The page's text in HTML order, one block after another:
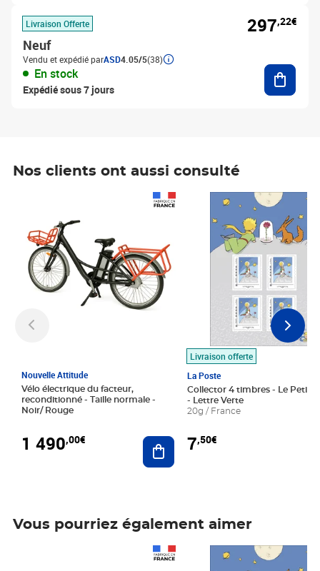
Livraison Offerte
Neuf
Vendu et expédié parASD4.05/5(38)
En stock
Expédié sous 7 jours
297,22€
Nos clients ont aussi consulté
Nouvelle Attitude
Vélo électrique du facteur,
reconditionné - Taille normale -
Noir/ Rouge
1 490,00€ Ajouter au panier
Livraison offerte
La Poste
Collector 4 timbres - Le Petit
- Lettre Verte
20g / France
7,50€
Prix 7,50€
Vous pourriez également aimer
Prix 7,50€